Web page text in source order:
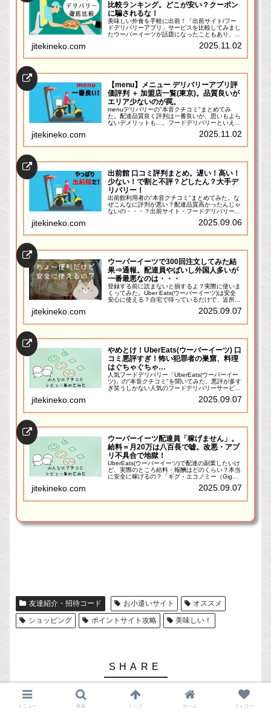
比較ランキング。どこが安い？クーポン
に騙されるな！
美味しい外食を手軽に出前！「出前サイト/フー
ドデリバリーアプリ」サービスを比較してみまし
たウーバーイーツが話題になったこともあり、出
ています。実は私も結構使ってるんです。非常に
jitekineko.com 2025.11.02
【menu】メニュー デリバリーアプリ評
価評判 ＋ 加盟店一覧(東京)。品質良いが
エリア少ないのが罠。
menuデリバリーの"本音クチコミ"まとめてみ
た。配達品質良く評判は一番良いが、思いもよら
ないデメリットも…。フードデリバリーといえば
そのため、出前館やmenu(メニュー)を使ってい
jitekineko.com 2025.11.02
出前館 口コミ評判まとめ。遅い！高い！
少ない！で割と不評？どしたん？大手デ
リバリー！
出前館利用者の"本音クチコミ"まとめてみた。な
ぜこんなに評判が悪い？配達品質高かったんじゃ
ないの・・・？出前サイト・フードデリバリーと
ないでしょうか？私もウーバーイーツ、menuと
jitekineko.com 2025.09.06
ウーバーイーツで300回注文してみた結
果⇒通報。配達員やばいし外国人多いが
一番最悪なのは・・・
登録する前に読まないと損するよ？実際に使いま
くってみた。Uber Eats(ウーバーイーツ)は安全
安心に使える？自宅で待っているだけで、近所の
の外食を楽しむことができるオンラインフードデ
jitekineko.com 2025.09.07
やめとけ！UberEats(ウーバーイーツ) 口
コミ悪評すぎ！怖い犯罪者の巣窟、料理
はぐちゃぐちゃ…
人気フードデリバリー「UberEats(ウーバーイー
ツ)」の"本音クチコミ"を聞いてみた。悪評が多す
ぎ笑うしかない人気のフードデリバリーサービス
上には色々悪い噂がありますが、実際のところ...
jitekineko.com 2025.09.07
ウーバーイーツ配達員「稼げません」。
給料＝月20万は八百長で嘘。改悪・アプ
リ不具合で地獄！
UberEats(ウーバーイーツ)で配達の副業したいけ
ど、実際のところ給料・報酬はどのくらい？本当
に安全に稼げるの？「ギグ・エコノミー（Gig
をネットでも良く見るようになり、副業や単発の
jitekineko.com 2025.09.07
友達紹介・招待コード お小遣いサイト
オススメ
ショッピング
ポイントサイト攻略 美味しい！
メニュー 検索 トップ ホーム フォロー